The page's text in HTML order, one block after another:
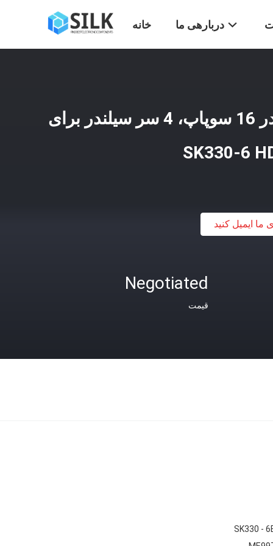
خانه دربارهی ما
ME997756 سر سیلندر 16 سوپاپ، 4 سر سیلندر برای
ما ایمیل کنید
Negotiated
قیمت
SK330 -